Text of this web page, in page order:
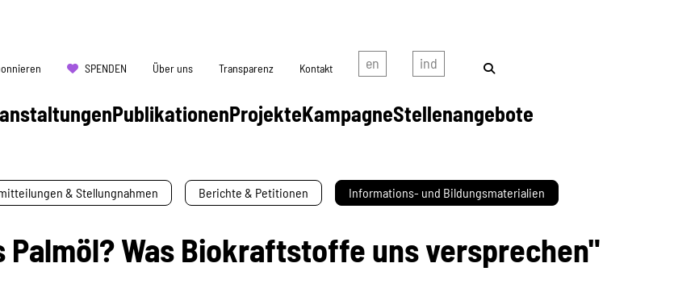
PublikationenProjekteKampagneStellenangebote
SPENDEN Über uns Transparenz Kontakt
& Stellungnahmen Berichte & Petitionen Informations- und Bildungsmaterialien
Was Biokraftstoffe uns versprechen"